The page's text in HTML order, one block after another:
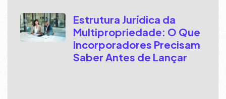
Estrutura Jurídica da
Multipropriedade: O Que
Incorporadores Precisam
Saber Antes de Lançar